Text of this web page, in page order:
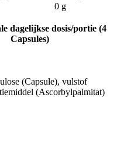
0 g
dagelijkse dosis/portie (4
Capsules)
(Capsule), vulstof
(Ascorbylpalmitat)